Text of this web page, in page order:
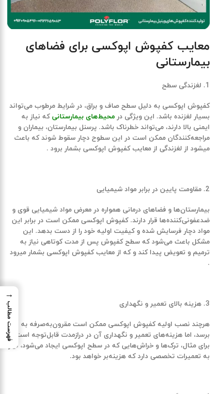
معایب کفپوش اپوکسی برای فضاهای
بیمارستانی
لغزندگی سطح
کفپوش اپوکسی به دلیل سطح صاف و براق، در شرایط مرطوب می‌تواند
بسیار لغزنده باشد. این ویژگی در محیط‌های بیمارستانی که نیاز به
ایمنی بالا دارند، می‌تواند خطرناک باشد. پرسنل بیمارستان، بیماران و
مراجعه‌کنندگان ممکن است در این سطوح دچار سقوط شوند که باعث
میشود از لغزندگی از معایب کفپوش اپوکسی بشمار برود .
مقاومت پایین در برابر مواد شیمیایی
بیمارستان‌ها و فضاهای درمانی همواره در معرض مواد شیمیایی قوی و
ضدعفونی‌کننده‌ها قرار دارند. کفپوش اپوکسی ممکن است در برابر این
مواد دچار فرسایش شده و کیفیت اولیه خود را از دست بدهد. این
مشکل باعث می‌شود که سطح کفپوش پس از مدت کوتاهی نیاز به
ترمیم و تعویض پیدا کند و که از معایب کفپوش اپوکسی بشمار میرود
.
هزینه بالای تعمیر و نگهداری
هرچند نصب اولیه کفپوش اپوکسی ممکن است مقرون‌به‌صرفه به نظر
برسد، اما هزینه‌های تعمیر و نگهداری آن در درازمدت قابل‌توجه است.
برای مثال، ترک‌ها و خراش‌هایی که در سطح اپوکسی ایجاد می‌شود، نیاز
به تعمیرات تخصصی دارد که هزینه‌بر خواهد بود.
→
فهرست مطالب